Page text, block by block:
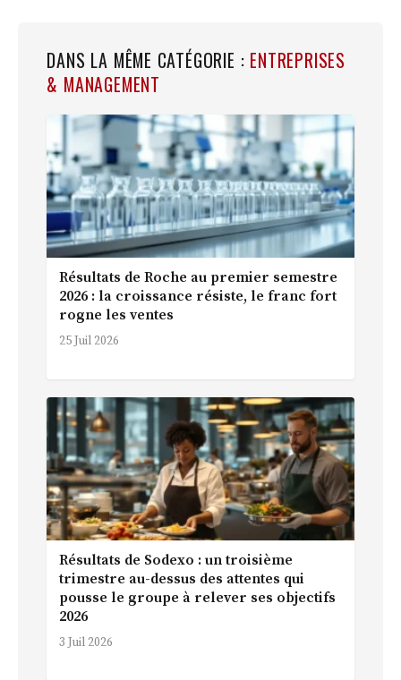
DANS LA MÊME CATÉGORIE : ENTREPRISES
& MANAGEMENT
Résultats de Roche au premier semestre
2026 : la croissance résiste, le franc fort
rogne les ventes
25 Juil 2026
Résultats de Sodexo : un troisième
trimestre au-dessus des attentes qui
pousse le groupe à relever ses objectifs
2026
3 Juil 2026